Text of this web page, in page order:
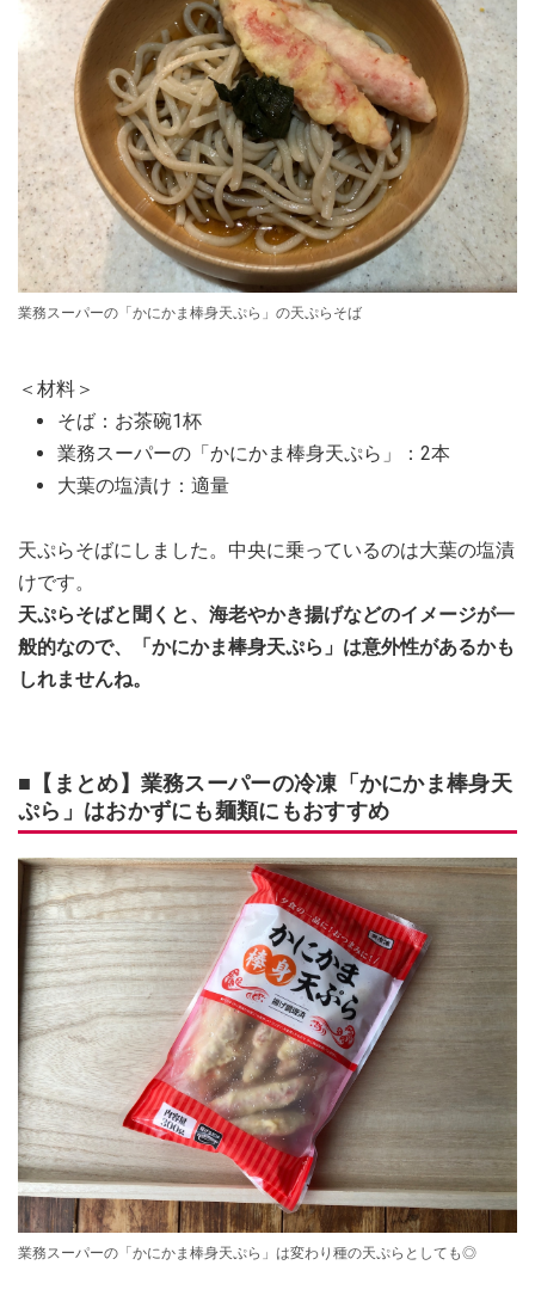
業務スーパーの「かにかま棒身天ぷら」の天ぷらそば
＜材料＞
そば：お茶碗1杯
業務スーパーの「かにかま棒身天ぷら」：2本
大葉の塩漬け：適量
天ぷらそばにしました。中央に乗っているのは大葉の塩漬
けです。
天ぷらそばと聞くと、海老やかき揚げなどのイメージが一
般的なので、「かにかま棒身天ぷら」は意外性があるかも
しれませんね。
■【まとめ】業務スーパーの冷凍「かにかま棒身天
ぷら」はおかずにも麺類にもおすすめ
業務スーパーの「かにかま棒身天ぷら」は変わり種の天ぷらとしても◎